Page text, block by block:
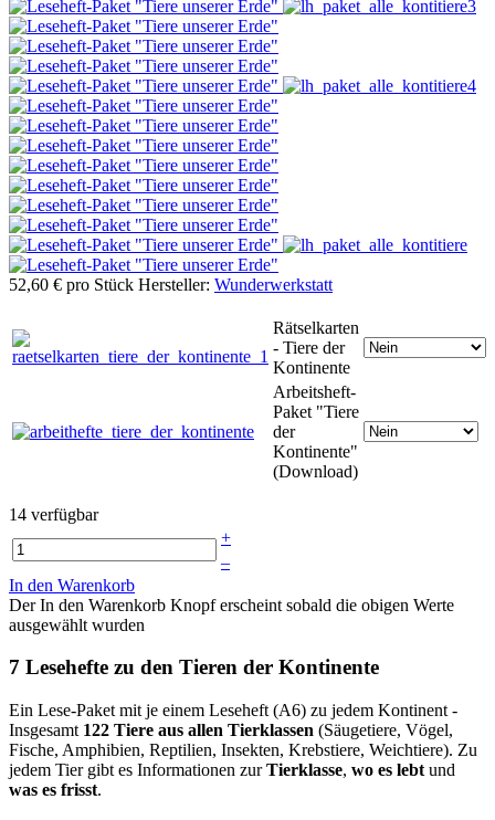
52,60 € pro Stück Hersteller: Wunderwerkstatt
Rätselkarten
- Tiere der
Kontinente
Arbeitsheft-
Paket "Tiere
der
Kontinente"
(Download)
14 verfügbar
+
–
In den Warenkorb
Der In den Warenkorb Knopf erscheint sobald die obigen Werte
ausgewählt wurden
7 Lesehefte zu den Tieren der Kontinente
Ein Lese-Paket mit je einem Leseheft (A6) zu jedem Kontinent -
Insgesamt 122 Tiere aus allen Tierklassen (Säugetiere, Vögel,
Fische, Amphibien, Reptilien, Insekten, Krebstiere, Weichtiere). Zu
jedem Tier gibt es Informationen zurTierklasse, wo es lebt und
was es frisst.